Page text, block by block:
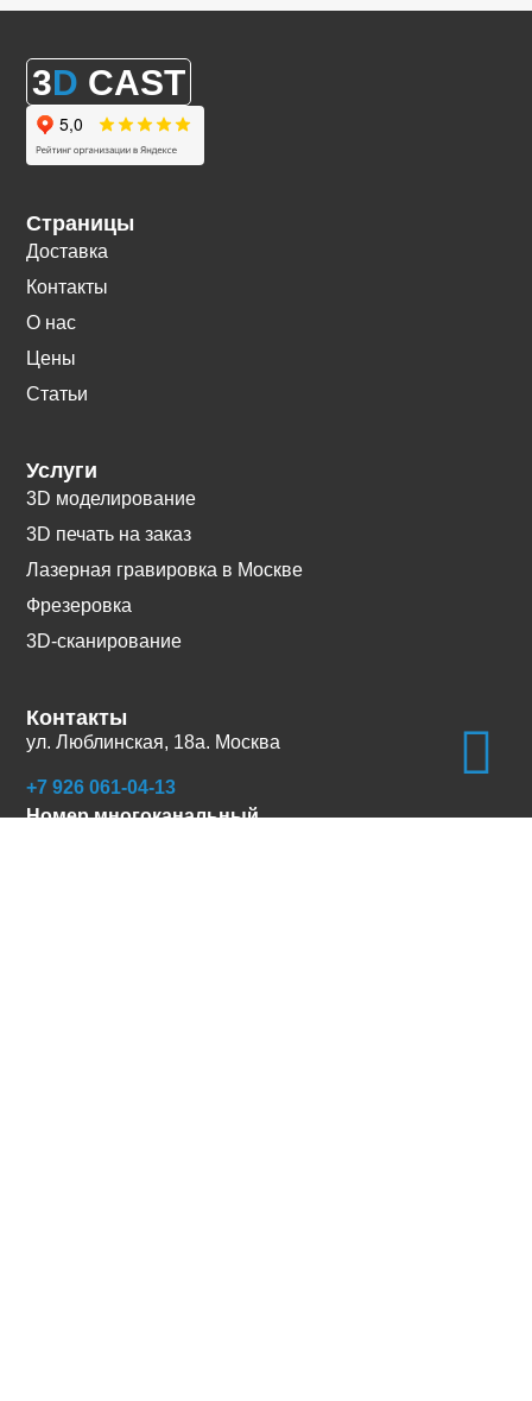
3D CAST
Страницы
Доставка
Контакты
О нас
Цены
Статьи
Услуги
3D моделирование
3D печать на заказ
Лазерная гравировка в Москве
Фрезеровка
3D-сканирование
Контакты
ул. Люблинская, 18а. Москва
+7 926 061-04-13
Номер многоканальный